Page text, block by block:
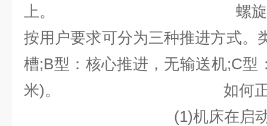
上。 螺
按用户要求可分为三种推进方式。
槽;B型：核心推进，无输送机;C型
米)。 如何
(1)机床在启